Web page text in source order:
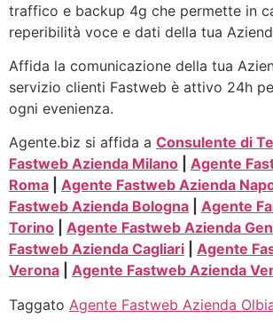
traffico e backup 4g che permette in
reperibilità voce e dati della tua
Affida la comunicazione della tua
servizio clienti Fastweb è attivo 24h
ogni evenienza.
Agente.biz si affida a Consulente di
Fastweb Azienda Milano
Agente
Roma
Agente Fastweb Azienda
Fastweb Azienda Bologna
Agente
Torino
Agente Fastweb Azienda
Fastweb Azienda Cagliari
Agente
Verona
Agente Fastweb Azienda
Taggato Agente Fastweb Azienda